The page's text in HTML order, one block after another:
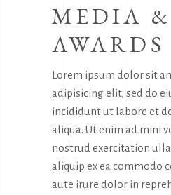
MEDIA &
AWARDS
Lorem ipsum dolor sit
adipisicing elit, sed do
incididunt ut labore et
aliqua. Ut enim ad mini
nostrud exercitation
aliquip ex ea commodo
aute irure dolor in